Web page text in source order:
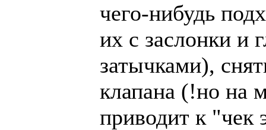
чего-нибудь
их с заслонки и
затычками),
клапана (!но на
приводит к "чек